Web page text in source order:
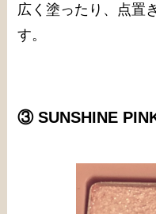
広く塗ったり、点置
す。
③ SUNSHINE